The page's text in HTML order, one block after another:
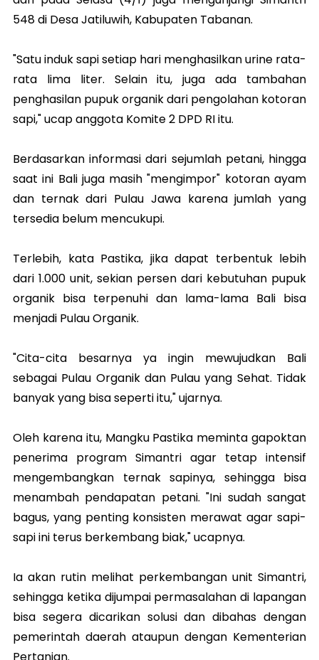
548 di Desa Jatiluwih, Kabupaten Tabanan.
"Satu induk sapi setiap hari menghasilkan urine rata-
rata lima liter. Selain itu, juga ada tambahan
penghasilan pupuk organik dari pengolahan kotoran
sapi," ucap anggota Komite 2 DPD RI itu.
Berdasarkan informasi dari sejumlah petani, hingga
saat ini Bali juga masih "mengimpor" kotoran ayam
dan ternak dari Pulau Jawa karena jumlah yang
tersedia belum mencukupi.
Terlebih, kata Pastika, jika dapat terbentuk lebih
dari 1.000 unit, sekian persen dari kebutuhan pupuk
organik bisa terpenuhi dan lama-lama Bali bisa
menjadi Pulau Organik.
"Cita-cita besarnya ya ingin mewujudkan Bali
sebagai Pulau Organik dan Pulau yang Sehat. Tidak
banyak yang bisa seperti itu," ujarnya.
Oleh karena itu, Mangku Pastika meminta gapoktan
penerima program Simantri agar tetap intensif
mengembangkan ternak sapinya, sehingga bisa
menambah pendapatan petani. "Ini sudah sangat
bagus, yang penting konsisten merawat agar sapi-
sapi ini terus berkembang biak," ucapnya.
Ia akan rutin melihat perkembangan unit Simantri,
sehingga ketika dijumpai permasalahan di lapangan
bisa segera dicarikan solusi dan dibahas dengan
pemerintah daerah ataupun dengan Kementerian